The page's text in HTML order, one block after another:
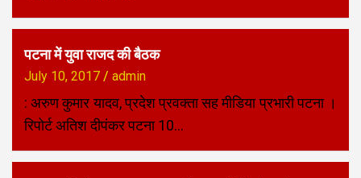
​पटना में युवा राजद की बैठक
July 10, 2017 admin
: अरुण कुमार यादव, प्रदेश प्रवक्ता सह मीडिया प्रभारी पटना ।
रिपोर्ट अतिश दीपंकर पटना 10…